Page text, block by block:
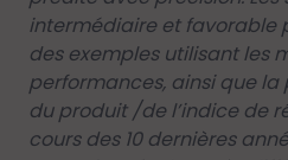
intermédiaire et favorable
des exemples utilisant les
performances, ainsi que
du produit /de l’indice de
cours des 10 dernières